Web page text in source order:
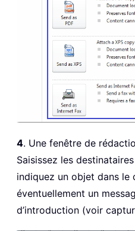
4. Une fenêtre de
Saisissez les
indiquez un objet dans le
éventuellement un
d’introduction (voir